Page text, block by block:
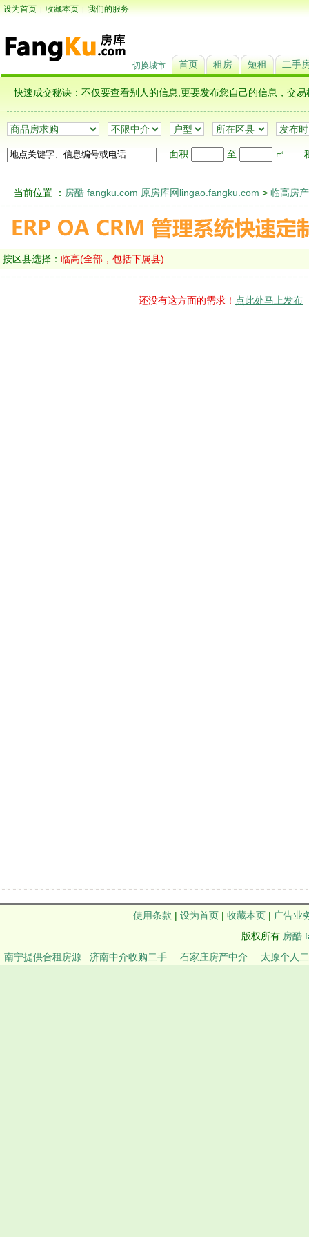
设为首页 | 收藏本页 | 我们的服务
切换城市 首页 租房 短租 二手
快速成交秘诀：不仅要查看别人的信息,更要发布您自己的信息，
面积: 至 ㎡
当前位置 ： 房酷 fangku.com 原房库网lingao.fangku.com > 临高房
按区县选择： 临高(全部，包括下属县)
还没有这方面的需求！ 点此处马上发布
使用条款 | 设为首页 | 收藏本页 | 广告业
版权所有 房酷
南宁提供合租房源
济南中介收购二手
石家庄房产中介 太原个人